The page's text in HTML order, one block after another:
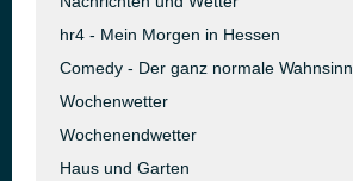
hr4 - Mein Morgen in Hessen
Comedy - Der ganz normale Wahnsinn
Wochenwetter
Wochenendwetter
Haus und Garten